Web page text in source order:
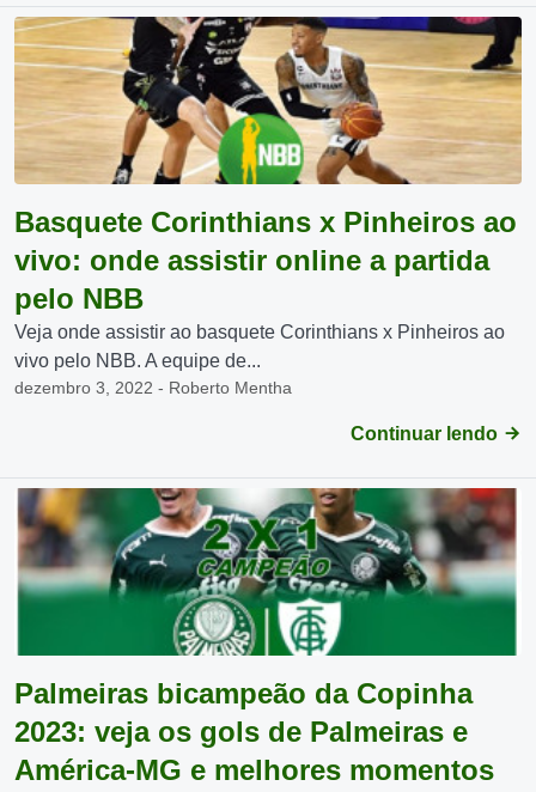
Basquete Corinthians x Pinheiros ao
vivo: onde assistir online a partida
pelo NBB
Veja onde assistir ao basquete Corinthians x Pinheiros ao
vivo pelo NBB. A equipe de...
dezembro 3, 2022 - Roberto Mentha
Continuar lendo
Palmeiras bicampeão da Copinha
2023: veja os gols de Palmeiras e
América-MG e melhores momentos